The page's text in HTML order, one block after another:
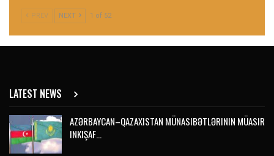
PREV NEXT 1 of 52
LATEST NEWS
AZƏRBAYCAN–QAZAXISTAN MÜNASIBƏTLƏRININ MÜASIR
INKIŞAF…